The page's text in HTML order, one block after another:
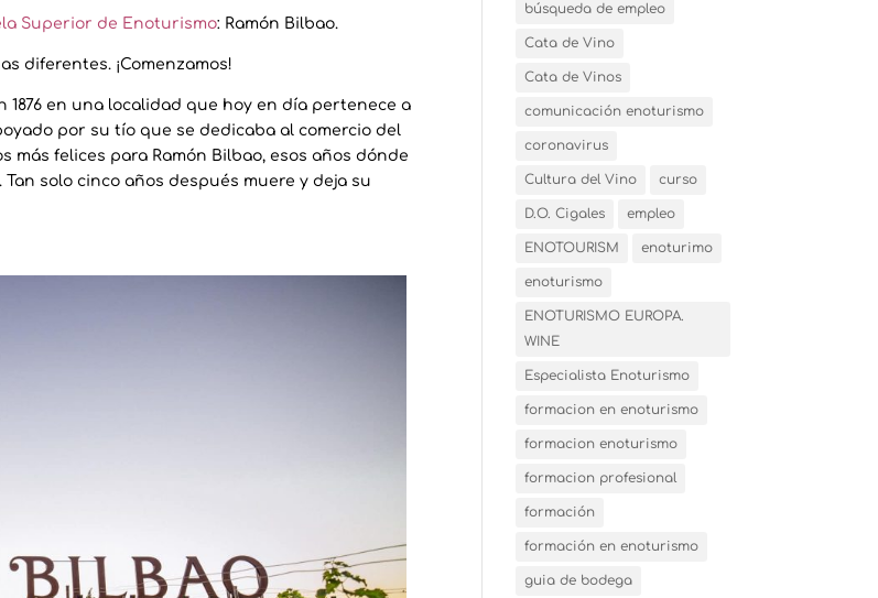
Superior de Enoturismo: Ramón Bilbao.
diferentes. ¡Comenzamos!
1876 en una localidad que hoy en día pertenece a
por su tío que se dedicaba al comercio del
más felices para Ramón Bilbao, esos años dónde
solo cinco años después muere y deja su
búsqueda de empleo
Cata de Vino
Cata de Vinos
comunicación enoturismo
coronavirus
Cultura del Vino curso
D.O. Cigales empleo
ENOTOURISM enoturimo
enoturismo
ENOTURISMO EUROPA.
WINE
Especialista Enoturismo
formacion en enoturismo
formacion enoturismo
formacion profesional
formación
formación en enoturismo
guia de bodega